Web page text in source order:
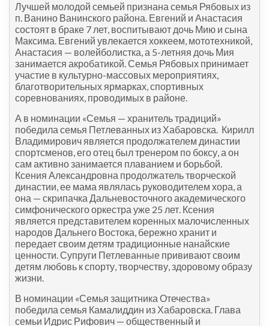
Лучшей молодой семьей признана семья Рябовых из
п. Ванино Ванинского района. Евгений и Анастасия
состоят в браке 7 лет, воспитывают дочь Мию и сына
Максима. Евгений увлекается хоккеем, мототехникой,
Анастасия — волейболистка, а 5-летняя дочь Мия
занимается акробатикой. Семья Рябовых принимает
участие в культурно-массовых мероприятиях,
благотворительных ярмарках, спортивных
соревнованиях, проводимых в районе.
А в номинации «Семья — хранитель традиций»
победила семья Петлеванных из Хабаровска. Кирилл
Владимирович является продолжателем династии
спортсменов, его отец был тренером по боксу, а он
сам активно занимается плаванием и борьбой.
Ксения Александровна продолжатель творческой
династии, ее мама являлась руководителем хора, а
она — скрипачка Дальневосточного академического
симфонического оркестра уже 25 лет. Ксения
является представителем коренных малочисленных
народов Дальнего Востока, бережно хранит и
передает своим детям традиционные нанайские
ценности. Супруги Петлеванные прививают своим
детям любовь к спорту, творчеству, здоровому образу
жизни.
В номинации «Семья защитника Отечества»
победила семья Камалиддин из Хабаровска. Глава
семьи Идрис Рифович — общественный и